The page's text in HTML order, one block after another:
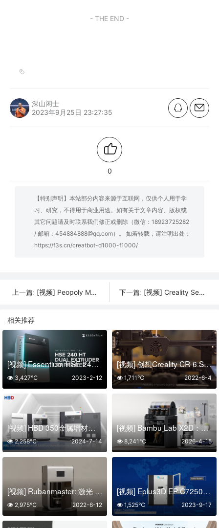
- THE END -
深山闲士
2023年9月25日 23:27:35
0
【特别声明】本站部分内容来源于互联网，仅供个人用于学
习、研究，不得用于商业用途。如有关于文章内容、版权或
其它问题请及时联系我们修正或删除（微信：18923725282
/ 邮箱：454884888@qq.com）。 如若转载，请注明出处：
https://f3s.cn/creatbot-d1000-f1000/
上一篇: [视频] Peopoly Magneto X: 首款配备磁力直线电机系统的桌面FFF 3D打印机高达800mm/s 下一篇: [视频] Creality Sermoon D3 Pro 3D打印机 双喷头 多功能且高效
相关推荐
[视频] Essentium HSE 240 HT 双挤出头高速3D打印机
2023-2-12
3,427℃
[视频] 创想Creality CR-6 SE 免调平DIY FDM3D打印机
2022-6-4
1,711℃
[视频] HBD 350金属增材系统 提升您的制造水平
2024-7-14
2,258℃
[视频] Bambu Lab X2D：卓越，化繁为简！
2026-4-15
8,241℃
[视频] Rubanmaster: 激光 SLA 3D打印机、激光雕刻机和切割机
2022-6-12
2,975℃
[视频] Eplus3D EP-C7250砂蜡型3D打印机
2023-9-17
1,525℃